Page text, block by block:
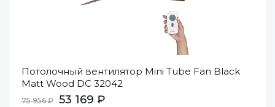
Потолочный вентилятор Mini Tube Fan Black
Matt Wood DC 32042
75 956 ₽ 53 169 ₽